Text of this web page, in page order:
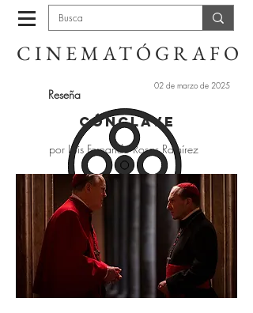
CINEMATÓGRAFO
Reseña
Cónclave
por Luis Fernando Rosas Ramírez
02 de marzo de 2025